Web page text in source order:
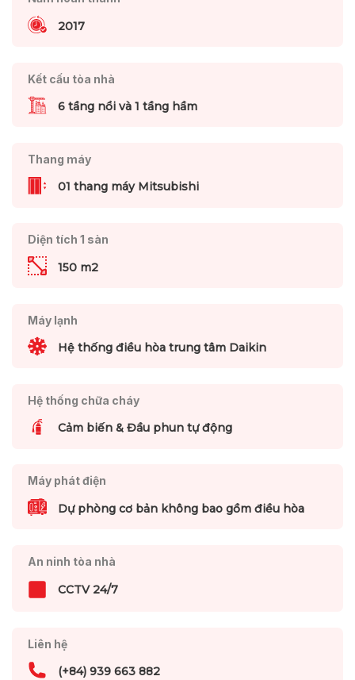
2017
Kết cấu tòa nhà
6 tầng nổi và 1 tầng hầm
Thang máy
01 thang máy Mitsubishi
Diện tích 1 sàn
150 m2
Máy lạnh
Hệ thống điều hòa trung tâm Daikin
Hệ thống chữa cháy
Cảm biến & Đầu phun tự động
Máy phát điện
Dự phòng cơ bản không bao gồm điều hòa
An ninh tòa nhà
CCTV 24/7
Liên hệ
(+84) 939 663 882